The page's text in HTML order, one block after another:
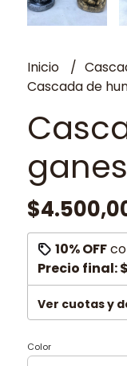
Inicio
Cascada de
10% OFF
Precio final:
Ver cuotas y
Color